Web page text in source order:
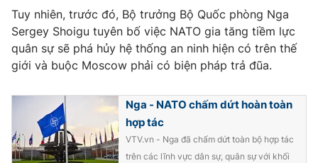
Chất lượng cuộc sống
Học trực tuyến
Công nghệ
Hitech Công nghệ tương lai
Sản phẩm
Thị trường
Tư vấn
Giao lưu trực tuyến
Lịch phát sóng
Chuyên mục khác
Tuy nhiên, trước đó, Bộ trưởng Bộ Quốc phòng Nga
Sergey Shoigu tuyên bố việc NATO gia tăng tiềm lực
quân sự sẽ phá hủy hệ thống an ninh hiện có trên thế
giới và buộc Moscow phải có biện pháp trả đũa.
Nga - NATO chấm dứt hoàn toàn
hợp tác
VTV.vn - Nga đã chấm dứt toàn bộ hợp tác
trên các lĩnh vực dân sự, quân sự với khối